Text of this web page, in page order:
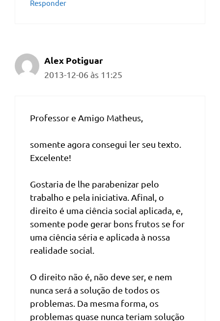
Responder
Alex Potiguar
2013-12-06 às 11:25
Professor e Amigo Matheus,
somente agora consegui ler seu texto.
Excelente!
Gostaria de lhe parabenizar pelo
trabalho e pela iniciativa. Afinal, o
direito é uma ciência social aplicada, e,
somente pode gerar bons frutos se for
uma ciência séria e aplicada à nossa
realidade social.
O direito não é, não deve ser, e nem
nunca será a solução de todos os
problemas. Da mesma forma, os
problemas quase nunca teriam solução